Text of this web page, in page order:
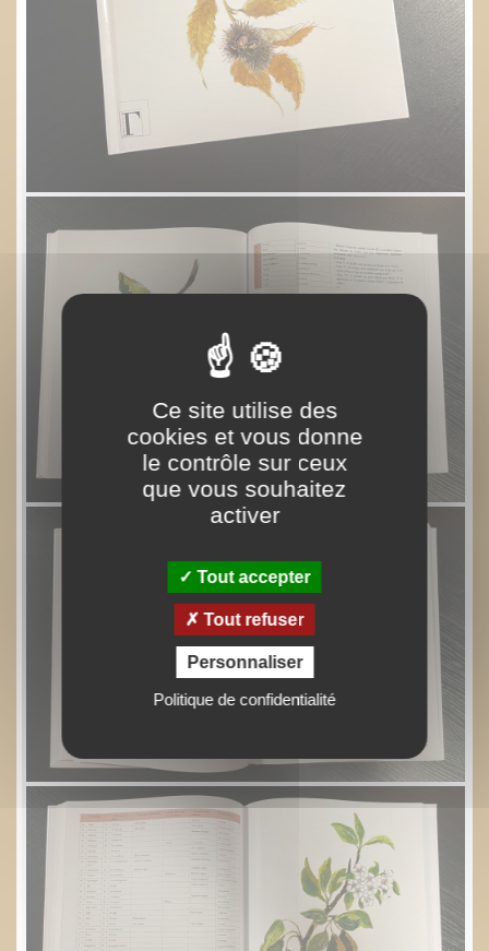
Ce site utilise des
cookies et vous donne
le contrôle sur ceux
que vous souhaitez
activer
Tout accepter
Tout refuser
Personnaliser
Politique de confidentialité